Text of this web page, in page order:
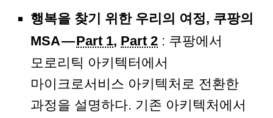
행복을 찾기 위한 우리의 여정, 쿠팡의
MSA —Part 1, Part 2 : 쿠팡에서
모로리틱 아키텍터에서
마이크로서비스 아키텍처로 전환한
과정을 설명하다. 기존 아키텍처에서